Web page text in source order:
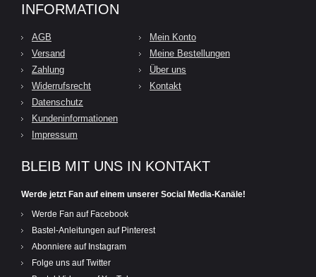
INFORMATION
AGB
Versand
Zahlung
Widerrufsrecht
Datenschutz
Kundeninformationen
Impressum
Mein Konto
Meine Bestellungen
Über uns
Kontakt
BLEIB MIT UNS IN KONTAKT
Werde jetzt Fan auf einem unserer Social Media-Kanäle!
Werde Fan auf Facebook
Bastel-Anleitungen auf Pinterest
Abonniere auf Instagram
Folge uns auf Twitter